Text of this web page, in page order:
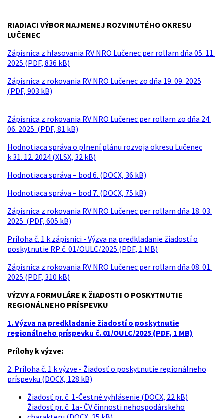
RIADIACI VÝBOR NAJMENEJ ROZVINUTÉHO OKRESU
LUČENEC
Zápisnica z hlasovania RV NRO Lučenec per rollam dňa 05. 11.
2025 (PDF, 836 kB)
Zápisnica z rokovania RV NRO Lučenec zo dňa 19. 09. 2025
(PDF, 903 kB)
Zápisnica z rokovania RV NRO Lučenec per rollam zo dňa 24.
06. 2025 (PDF, 81 kB)
Hodnotiaca správa o plnení plánu rozvoja okresu Lučenec
k 31. 12. 2024 (XLSX, 32 kB)
Hodnotiaca správa – bod 6. (DOCX, 36 kB)
Hodnotiaca správa – bod 7. (DOCX, 75 kB)
Zápisnica z rokovania RV NRO Lučenec per rollam dňa 18. 03.
2025 (PDF, 605 kB)
Príloha č. 1 k zápisnici - Výzva na predkladanie žiadostí o
poskytnutie RP č. 01/OULC/2025 (PDF, 1 MB)
Zápisnica z rokovania RV NRO Lučenec per rollam dňa 08. 01.
2025 (PDF, 310 kB)
VÝZVY A FORMULÁRE K ŽIADOSTI O POSKYTNUTIE
REGIONÁLNEHO PRÍSPEVKU
1. Výzva na predkladanie žiadostí o poskytnutie
regionálneho príspevku č. 01/OULC/2025 (PDF, 1 MB)
Prílohy k výzve:
2. Príloha č. 1 k výzve - Žiadosť o poskytnutie regionálneho
príspevku (DOCX, 128 kB)
Žiadosť pr. č. 1-Čestné vyhlásenie (DOCX, 22 kB)
Žiadosť pr. č. 1a- ČV činnosti nehospodárskeho